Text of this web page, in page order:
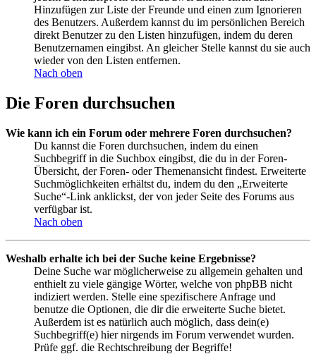
Hinzufügen zur Liste der Freunde und einen zum Ignorieren
des Benutzers. Außerdem kannst du im persönlichen Bereich
direkt Benutzer zu den Listen hinzufügen, indem du deren
Benutzernamen eingibst. An gleicher Stelle kannst du sie auch
wieder von den Listen entfernen.
Nach oben
Die Foren durchsuchen
Wie kann ich ein Forum oder mehrere Foren durchsuchen?
Du kannst die Foren durchsuchen, indem du einen
Suchbegriff in die Suchbox eingibst, die du in der Foren-
Übersicht, der Foren- oder Themenansicht findest. Erweiterte
Suchmöglichkeiten erhältst du, indem du den „Erweiterte
Suche“-Link anklickst, der von jeder Seite des Forums aus
verfügbar ist.
Nach oben
Weshalb erhalte ich bei der Suche keine Ergebnisse?
Deine Suche war möglicherweise zu allgemein gehalten und
enthielt zu viele gängige Wörter, welche von phpBB nicht
indiziert werden. Stelle eine spezifischere Anfrage und
benutze die Optionen, die dir die erweiterte Suche bietet.
Außerdem ist es natürlich auch möglich, dass dein(e)
Suchbegriff(e) hier nirgends im Forum verwendet wurden.
Prüfe ggf. die Rechtschreibung der Begriffe!